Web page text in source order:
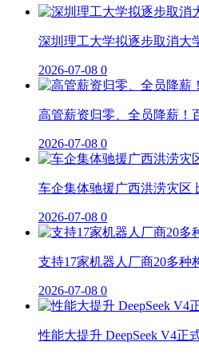
深圳理工大学拟逐步取消大
2026-07-08 0
高管薪资归零、全员降薪！
2026-07-08 0
车企集体驰援广西洪涝灾区
2026-07-08 0
支持17家机器人厂商20多种
2026-07-08 0
性能大提升 DeepSeek V4正